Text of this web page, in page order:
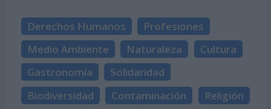
Derechos Humanos
Profesiones
Medio Ambiente
Naturaleza
Cultura
Gastronomía
Solidaridad
Biodiversidad
Contaminación
Religión